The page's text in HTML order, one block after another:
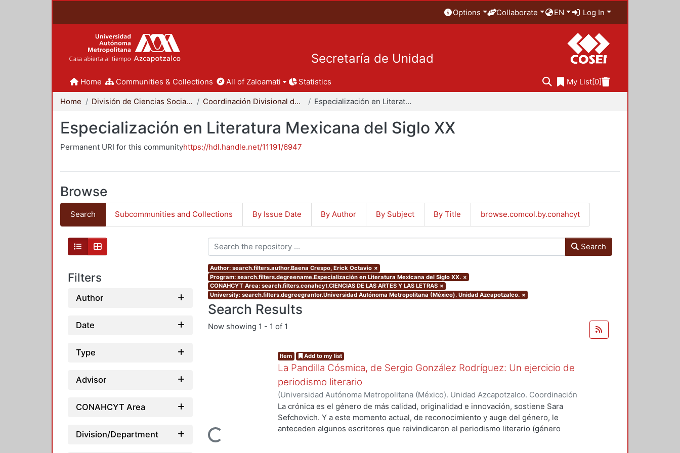
Options Collaborate EN Log In
Secretaría de Unidad
Home Communities & Collections All of Zaloamati Statistics My List[0]
Home División de Ciencias Sociales y Humanidades Coordinación Divisional de Posgrado Especialización en Literatura Mexicana del Siglo XX
Especialización en Literatura Mexicana del Siglo XX
Permanent URI for this communityhttps://hdl.handle.net/11191/6947
Browse
Search Subcommunities and Collections By Issue Date By Author By Subject By Title browse.comcol.by.conahcyt
Filters
Author
Date
Type
Advisor
CONAHCYT Area
Division/Department
Search
Author: search.filters.author.Baena Crespo, Erick Octavio ×
Program: search.filters.degreename.Especialización en Literatura Mexicana del Siglo XX. ×
CONAHCYT Area: search.filters.conahcyt.CIENCIAS DE LAS ARTES Y LAS LETRAS ×
University: search.filters.degreegrantor.Universidad Autónoma Metropolitana (México). Unidad Azcapotzalco. ×
Search Results
Now showing 1 - 1 of 1
Loading...
Item Add to my list
La Pandilla Cósmica, de Sergio González Rodríguez: Un ejercicio de
periodismo literario
(Universidad Autónoma Metropolitana (México). Unidad Azcapotzalco. Coordinación
de Servicios de Información.,2020-11)Baena Crespo, Erick Octavio
La crónica es el género de más calidad, originalidad e innovación, sostiene Sara
Sefchovich. Y a este momento actual, de reconocimiento y auge del género, le
anteceden algunos escritores que reivindicaron el periodismo literario (género